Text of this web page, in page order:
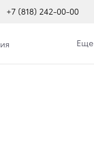
+7 (818) 242-00-00
Еще